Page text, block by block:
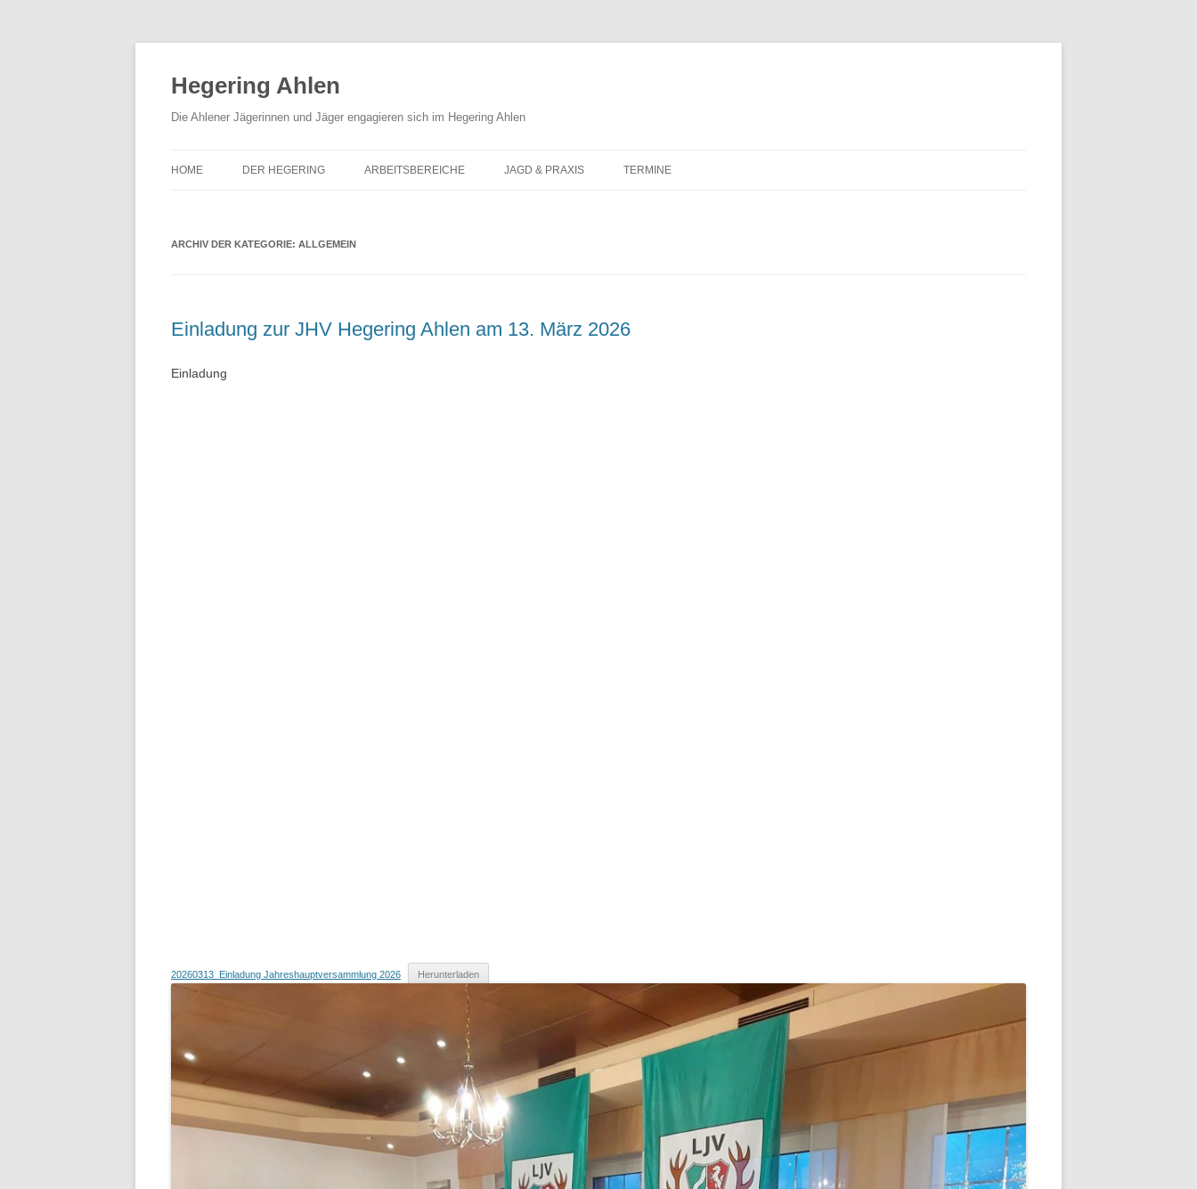
Hegering Ahlen
Die Ahlener Jägerinnen und Jäger engagieren sich im Hegering Ahlen
Inhalt
HOME DER HEGERING
KONTAKT & IMPRESSUM
ARBEITSBEREICHE JAGD & PRAXIS TERMINE
ARCHIV DER KATEGORIE: ALLGEMEIN
Einladung zur JHV Hegering Ahlen am 13. März 2026
Einladung
20260313_Einladung Jahreshauptversammlung 2026 Herunterladen